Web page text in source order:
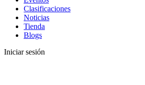
Clasificaciones
Noticias
Tienda
Blogs
Iniciar sesión